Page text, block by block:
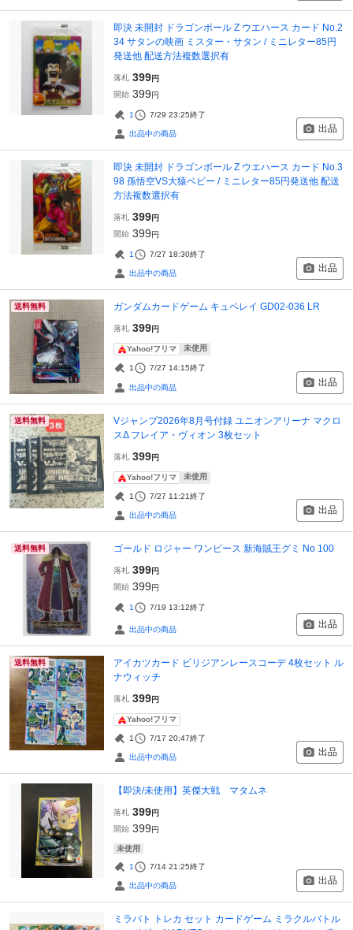
即決 未開封 ドラゴンボール Z ウエハース カード No.2
34 サタンの映画 ミスター・サタン / ミニレター85円
発送他 配送方法複数選択有
落札 399円
開始 399円
1 7/29 23:25終了
出品中の商品 出品
即決 未開封 ドラゴンボール Z ウエハース カード No.3
98 孫悟空VS大猿ベビー / ミニレター85円発送他 配送
方法複数選択有
落札 399円
開始 399円
1 7/27 18:30終了
出品中の商品 出品
送料無料 ガンダムカードゲーム キュベレイ GD02-036 LR
落札 399円
Yahoo!フリマ 未使用
1 7/27 14:15終了
出品中の商品 出品
送料無料
Vジャンプ2026年8月号付録 ユニオンアリーナ マクロ
スΔ フレイア・ヴィオン 3枚セット
落札 399円
Yahoo!フリマ 未使用
1 7/27 11:21終了
出品中の商品 出品
送料無料 ゴールド ロジャー ワンピース 新海賊王グミ No 100
落札 399円
開始 399円
1 7/19 13:12終了
出品中の商品 出品
送料無料
アイカツカード ビリジアンレースコーデ 4枚セット ル
ナウィッチ
落札 399円
Yahoo!フリマ
1 7/17 20:47終了
出品中の商品 出品
【即決/未使用】英傑大戦 マタムネ
落札 399円
開始 399円
未使用
1 7/14 21:25終了
出品中の商品 出品
ミラバト トレカ セット カードゲーム ミラクルバトル